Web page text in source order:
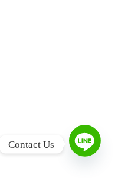
Contact Us